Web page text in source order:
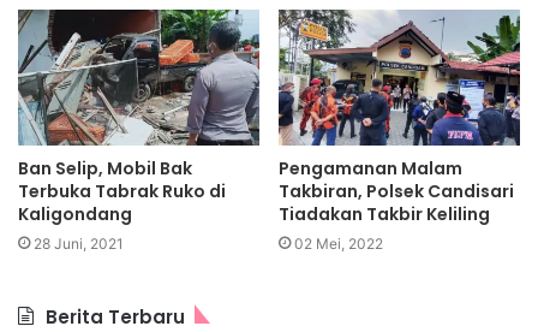
Ban Selip, Mobil Bak
Terbuka Tabrak Ruko di
Kaligondang
28 Juni, 2021
Pengamanan Malam
Takbiran, Polsek Candisari
Tiadakan Takbir Keliling
02 Mei, 2022
Berita Terbaru